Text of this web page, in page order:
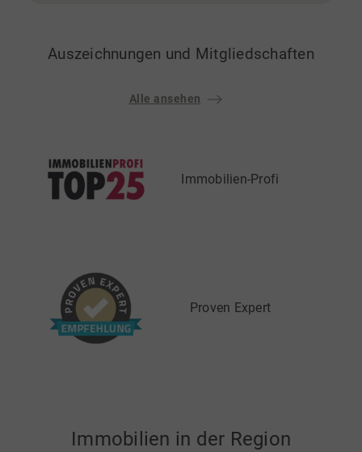
Auszeichnungen und Mitgliedschaften
Alle ansehen
Immobilien-Profi
Proven Expert
Immobilien in der Region